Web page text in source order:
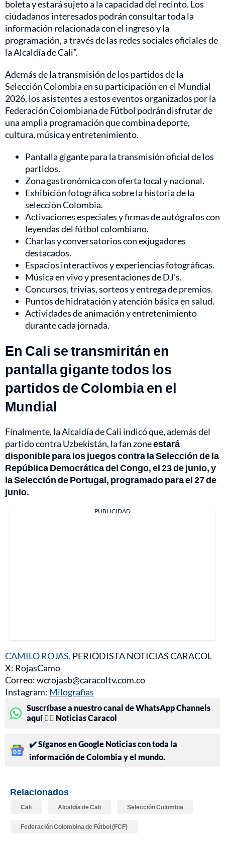
boleta y estará sujeto a la capacidad del recinto. Los
ciudadanos interesados podrán consultar toda la
información relacionada con el ingreso y la
programación, a través de las redes sociales oficiales de
la Alcaldía de Cali”.
Además de la transmisión de los partidos de la
Selección Colombia en su participación en el Mundial
2026, los asistentes a estos eventos organizados por la
Federación Colombiana de Fútbol podrán disfrutar de
una amplia programación que combina deporte,
cultura, música y entretenimiento.
Pantalla gigante para la transmisión oficial de los
partidos.
Zona gastronómica con oferta local y nacional.
Exhibición fotográfica sobre la historia de la
selección Colombia.
Activaciones especiales y firmas de autógrafos con
leyendas del fútbol colombiano.
Charlas y conversatorios con exjugadores
destacados.
Espacios interactivos y experiencias fotográficas.
Música en vivo y presentaciones de DJ’s.
Concursos, trivias, sorteos y entrega de premios.
Puntos de hidratación y atención básica en salud.
Actividades de animación y entretenimiento
durante cada jornada.
En Cali se transmiritán en
pantalla gigante todos los
partidos de Colombia en el
Mundial
Finalmente, la Alcaldía de Cali indicó que, además del
partido contra Uzbekistán, la fan zoneestará
disponible para los juegos contra la Selección de la
República Democrática del Congo, el 23 de junio, y
la Selección de Portugal, programado para el 27 de
junio.
PUBLICIDAD
CAMILO ROJAS, PERIODISTA NOTICIAS CARACOL
X: RojasCamo
Correo: wcrojasb@caracoltv.com.co
Instagram: Milografias
Suscríbase a nuestro canal de WhatsApp Channels
aquí 👉🏻 Noticias Caracol
✔️ Síganos en Google Noticias con toda la
información de Colombia y el mundo.
Relacionados
Cali Alcaldía de Cali Selección Colombia
Federación Colombina de Fútbol (FCF)